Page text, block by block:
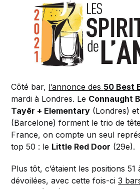
Côté bar, l’annonce des 50 Best
mardi à Londres. Le Connaught
Tayēr + Elementary (Londres) et
(Barcelone) forment le trio de
France, on compte un seul
top 50 : le Little Red Door (29e).
Plus tôt, c’étaient les positions 51
dévoilées, avec cette fois-ci3